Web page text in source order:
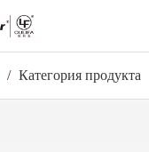
/ Категория продукта